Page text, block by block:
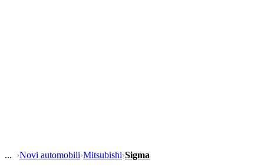
›Novi automobili›Mitsubishi›Sigma